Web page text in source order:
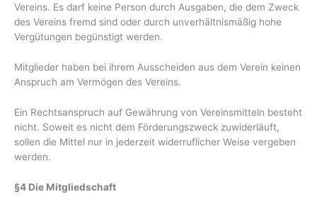
Vereins. Es darf keine Person durch Ausgaben, die dem Zweck
des Vereins fremd sind oder durch unverhältnismäßig hohe
Vergütungen begünstigt werden.
Mitglieder haben bei ihrem Ausscheiden aus dem Verein keinen
Anspruch am Vermögen des Vereins.
Ein Rechtsanspruch auf Gewährung von Vereinsmitteln besteht
nicht. Soweit es nicht dem Förderungszweck zuwiderläuft,
sollen die Mittel nur in jederzeit widerruflicher Weise vergeben
werden.
§4 Die Mitgliedschaft